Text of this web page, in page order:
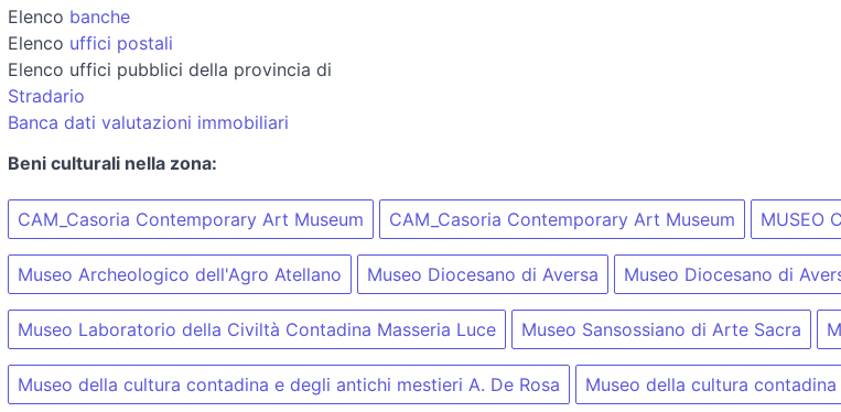
Elenco banche
Elenco uffici postali
Elenco uffici pubblici della provincia di
Stradario
Banca dati valutazioni immobiliari
Beni culturali nella zona:
CAM_Casoria Contemporary Art Museum CAM_Casoria Contemporary Art Museum MUSEO
Museo Archeologico dell'Agro Atellano Museo Diocesano di Aversa Museo Diocesano di
Museo Laboratorio della Civiltà Contadina Masseria Luce Museo Sansossiano di Arte Sacra
Museo della cultura contadina e degli antichi mestieri A. De Rosa Museo della cultura